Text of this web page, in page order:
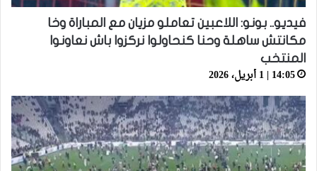
فيديو.. بونو: اللاعبين تعاملو مزيان مع المباراة وخا
مكانتش ساهلة وحنا كنحاولوا نركزوا باش نعاونوا
المنتخب
14:05 | 1 أبريل، 2026